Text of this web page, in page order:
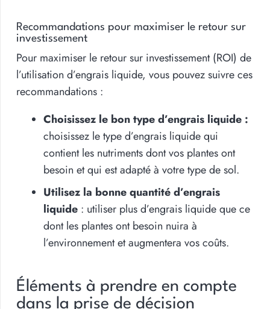
Recommandations pour maximiser le retour sur
investissement
Pour maximiser le retour sur investissement (ROI) de
l’utilisation d’engrais liquide, vous pouvez suivre ces
recommandations :
Choisissez le bon type d’engrais liquide :
choisissez le type d’engrais liquide qui
contient les nutriments dont vos plantes ont
besoin et qui est adapté à votre type de sol.
Utilisez la bonne quantité d’engrais
liquide : utiliser plus d’engrais liquide que ce
dont les plantes ont besoin nuira à
l’environnement et augmentera vos coûts.
Éléments à prendre en compte
dans la prise de décision